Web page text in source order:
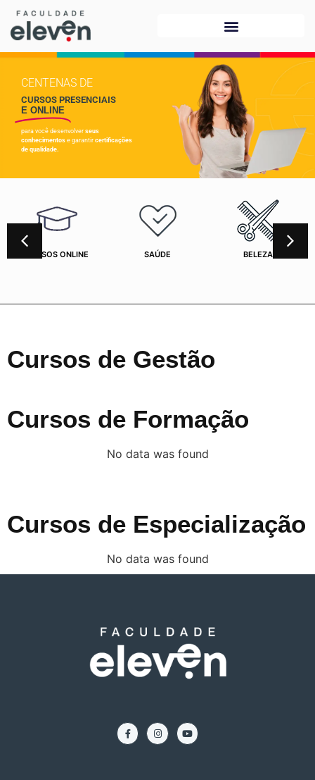
CENTENAS DE
CURSOS PRESENCIAIS
E ONLINE
para você desenvolver seus
conhecimentos e garantir certificações
de qualidade.
CURSOS ONLINE SAÚDE BELEZA
Cursos de Gestão
Cursos de Formação
No data was found
Cursos de Especialização
No data was found